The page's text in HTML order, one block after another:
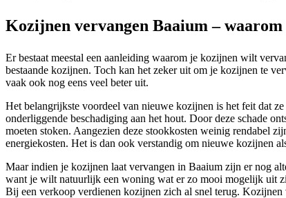
Kozijnen vervangen Baaium –
Er bestaat meestal een aanleiding waarom je kozijnen wilt
bestaande kozijnen. Toch kan het zeker uit om je kozijnen te
vaak ook nog eens veel beter uit.
Het belangrijkste voordeel van nieuwe kozijnen is het feit dat
onderliggende beschadiging aan het hout. Door deze schade
moeten stoken. Aangezien deze stookkosten weinig rendabel
energiekosten. Het is dan ook verstandig om nieuwe kozijnen
Maar indien je kozijnen laat vervangen in Baaium zijn er nog
want je wilt natuurlijk een woning wat er zo mooi mogelijk uit
Bij een verkoop verdienen kozijnen zich al snel terug.